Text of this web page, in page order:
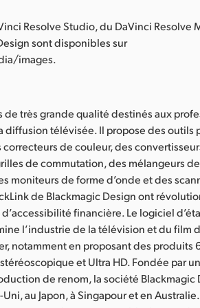
Resolve Studio, du DaVinci Resolve
sont disponibles sur
images.
très grande qualité destinés aux
télévisée. Il propose des outils
de couleur, des
de commutation, des mélangeurs
moniteurs de forme d’onde et des
de Blackmagic Design ont
financière. Le logiciel
l’industrie de la télévision et du film
notamment en proposant des produits
et Ultra HD. Fondée par
de renom, la société Blackmagic
au Japon, à Singapour et en